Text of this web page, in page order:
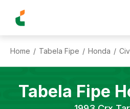
Home / Tabela Fipe / Honda /
Tabela Fipe